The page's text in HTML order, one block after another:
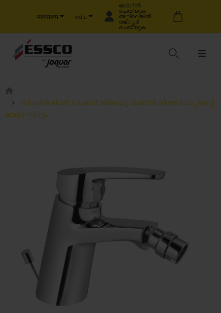
मलयालम India
ലോഗിൻ
ചെയ്യുക
അല്ലെങ്കിൽ
രജിസ്റ്റർ
ചെയ്യുക
സിംഗിൾ ലിവർ 1-ഹോൾ ബിഡെറ്റ് മിക്സർ വിത്ത് പോപ്പ്അപ്പ്
വേസ്റ്റ് സിസ്റ്റം